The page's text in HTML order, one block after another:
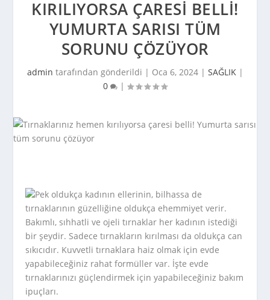
KIRILIYORSA ÇARESI BELLI!
YUMURTA SARISI TÜM
SORUNU ÇÖZÜYOR
admin tarafından gönderildi | Oca 6, 2024| SAĞLIK|
0
|
Pek oldukça kadının ellerinin, bilhassa de
tırnaklarının güzelliğine oldukça ehemmiyet verir.
Bakımlı, sıhhatli ve ojeli tırnaklar her kadının istediği
bir şeydir. Sadece tırnakların kırılması da oldukça can
sıkıcıdır. Kuvvetli tırnaklara haiz olmak için evde
yapabileceğiniz rahat formüller var. İşte evde
tırnaklarınızı güçlendirmek için yapabileceğiniz bakım
ipuçları.